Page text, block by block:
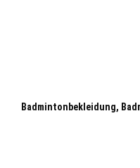
Badmintonbekleidung,